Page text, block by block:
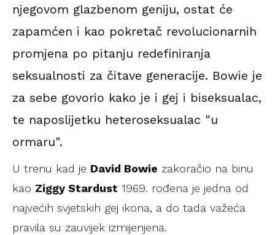
njegovom glazbenom geniju, ostat će
zapamćen i kao pokretač revolucionarnih
promjena po pitanju redefiniranja
seksualnosti za čitave generacije. Bowie je
za sebe govorio kako je i gej i biseksualac,
te naposlijetku heteroseksualac "u
ormaru".
U trenu kad je David Bowie zakoračio na binu
kao Ziggy Stardust 1969. rođena je jedna od
najvećih svjetskih gej ikona, a do tada važeća
pravila su zauvijek izmijenjena.